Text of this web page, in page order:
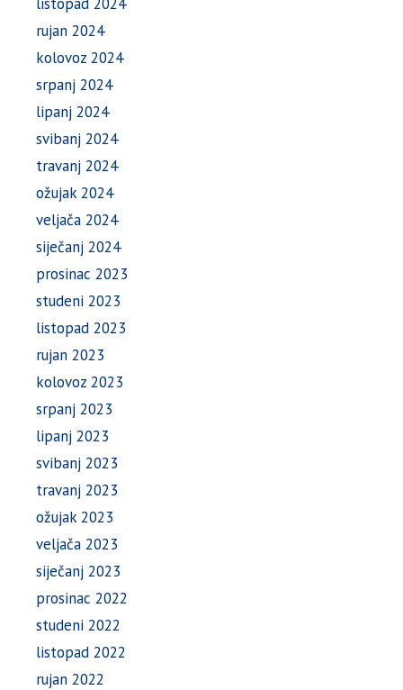
rujan 2024
kolovoz 2024
srpanj 2024
lipanj 2024
svibanj 2024
travanj 2024
ožujak 2024
veljača 2024
siječanj 2024
prosinac 2023
studeni 2023
listopad 2023
rujan 2023
kolovoz 2023
srpanj 2023
lipanj 2023
svibanj 2023
travanj 2023
ožujak 2023
veljača 2023
siječanj 2023
prosinac 2022
studeni 2022
listopad 2022
rujan 2022